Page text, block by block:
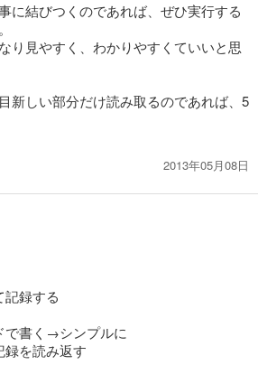
かないとだめ
ートとか
に結びつくのであれば、ぜひ実行する
り見やすく、わかりやすくていいと思
新しい部分だけ読み取るのであれば、5
2013年05月08日
録する
で書く→シンプルに
録を読み返す